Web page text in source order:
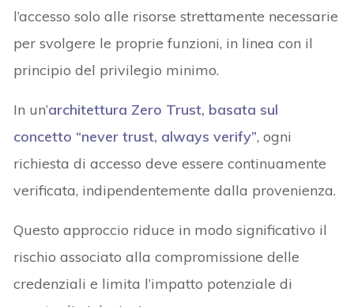
l’accesso solo alle risorse strettamente necessarie
per svolgere le proprie funzioni, in linea con il
principio del privilegio minimo.
In un’architettura Zero Trust, basata sul
concetto “never trust, always verify”, ogni
richiesta di accesso deve essere continuamente
verificata, indipendentemente dalla provenienza.
Questo approccio riduce in modo significativo il
rischio associato alla compromissione delle
credenziali e limita l’impatto potenziale di